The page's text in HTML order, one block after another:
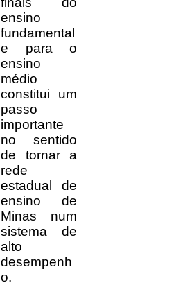
ensino
fundamental
e para o
ensino
médio
constitui um
passo
importante
no sentido
de tornar a
rede
estadual de
ensino de
Minas num
sistema de
alto
desempenh
o.